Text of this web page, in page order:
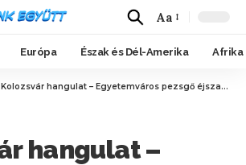
Aa
Európa Észak és Dél-Amerika Afrika
Kolozsvár hangulat – Egyetemváros pezsgő éjszakai élettel
hangulat –